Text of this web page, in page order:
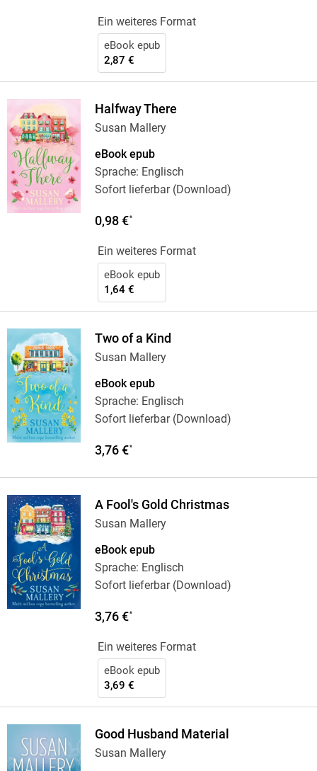
Ein weiteres Format
eBook epub
2,87 €
Halfway There
Susan Mallery
eBook epub
Sprache: Englisch
Sofort lieferbar (Download)
0,98 €*
Ein weiteres Format
eBook epub
1,64 €
Two of a Kind
Susan Mallery
eBook epub
Sprache: Englisch
Sofort lieferbar (Download)
3,76 €*
A Fool's Gold Christmas
Susan Mallery
eBook epub
Sprache: Englisch
Sofort lieferbar (Download)
3,76 €*
Ein weiteres Format
eBook epub
3,69 €
Good Husband Material
Susan Mallery